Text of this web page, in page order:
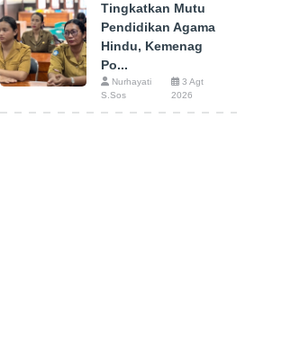
Tingkatkan Mutu
Pendidikan Agama
Hindu, Kemenag
Po...
Nurhayati
S.Sos
3 Agt
2026